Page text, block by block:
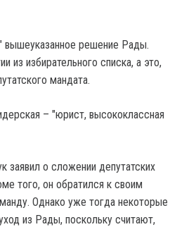
вышеуказанное решение Рады.
из избирательного списка, а это,
мандата.
– "юрист, высококлассная
заявил о сложении депутатских
того, он обратился к своим
Однако уже тогда некоторые
из Рады, поскольку считают,